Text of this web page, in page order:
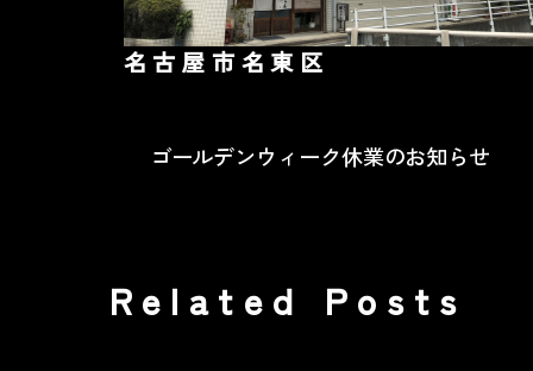
名古屋市名東区
ゴールデンウィーク休業のお知らせ
Related Posts